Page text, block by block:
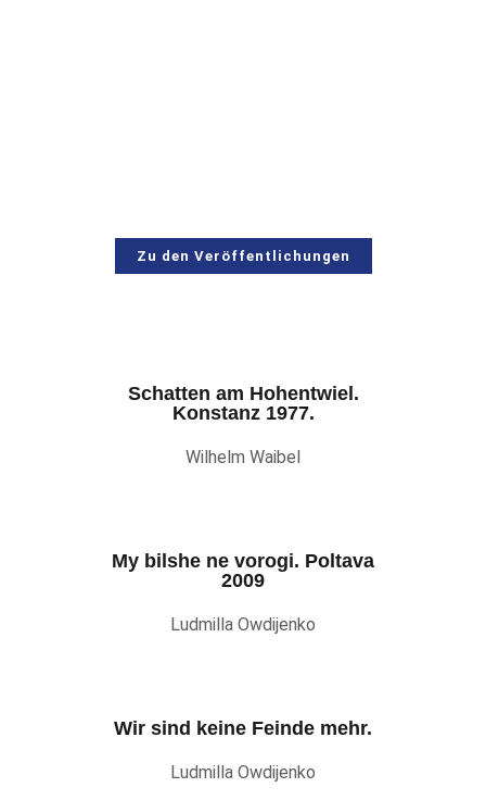
Zu den Veröffentlichungen
Schatten am Hohentwiel.
Konstanz 1977.
Wilhelm Waibel
My bilshe ne vorogi. Poltava
2009
Ludmilla Owdijenko
Wir sind keine Feinde mehr.
Ludmilla Owdijenko